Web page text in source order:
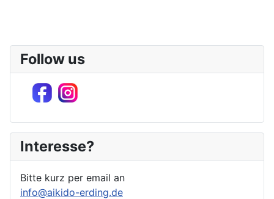
Follow us
Interesse?
Bitte kurz per email an
info@aikido-erding.de